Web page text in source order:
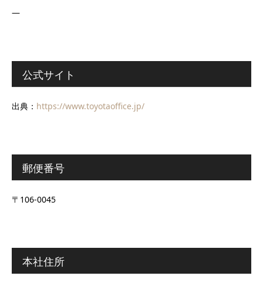
―
公式サイト
出典： https://www.toyotaoffice.jp/
郵便番号
〒106-0045
本社住所